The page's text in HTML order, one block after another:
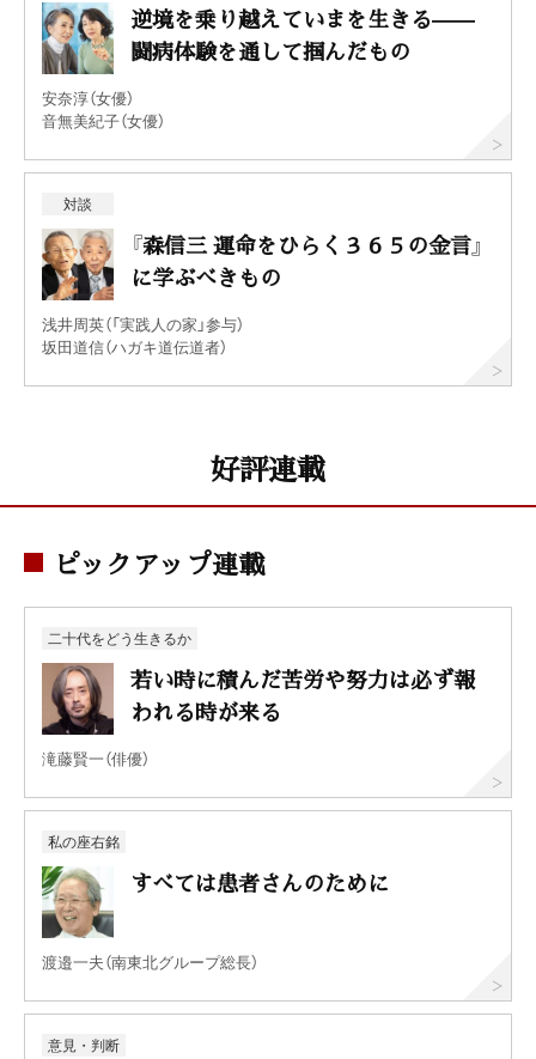
逆境を乗り越えていまを生きる——
闘病体験を通して掴んだもの
安奈淳（女優）
音無美紀子（女優）
対談
『森信三 運命をひらく３６５の金言』
に学ぶべきもの
浅井周英（「実践人の家」参与）
坂田道信（ハガキ道伝道者）
好評連載
ピックアップ連載
二十代をどう生きるか
若い時に積んだ苦労や努力は必ず報
われる時が来る
滝藤賢一（俳優）
私の座右銘
すべては患者さんのために
渡邉一夫（南東北グループ総長）
意見・判断